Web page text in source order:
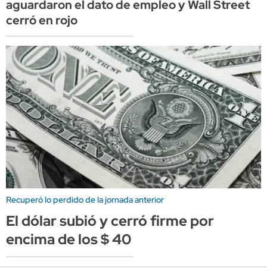
aguardaron el dato de empleo y Wall Street
cerró en rojo
Recuperó lo perdido de la jornada anterior
El dólar subió y cerró firme por
encima de los $ 40